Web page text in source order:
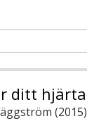
ditt
(2015)